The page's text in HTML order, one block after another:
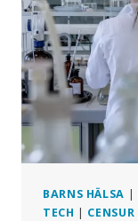
BARNS HÄLSA |
TECH | CENSUR